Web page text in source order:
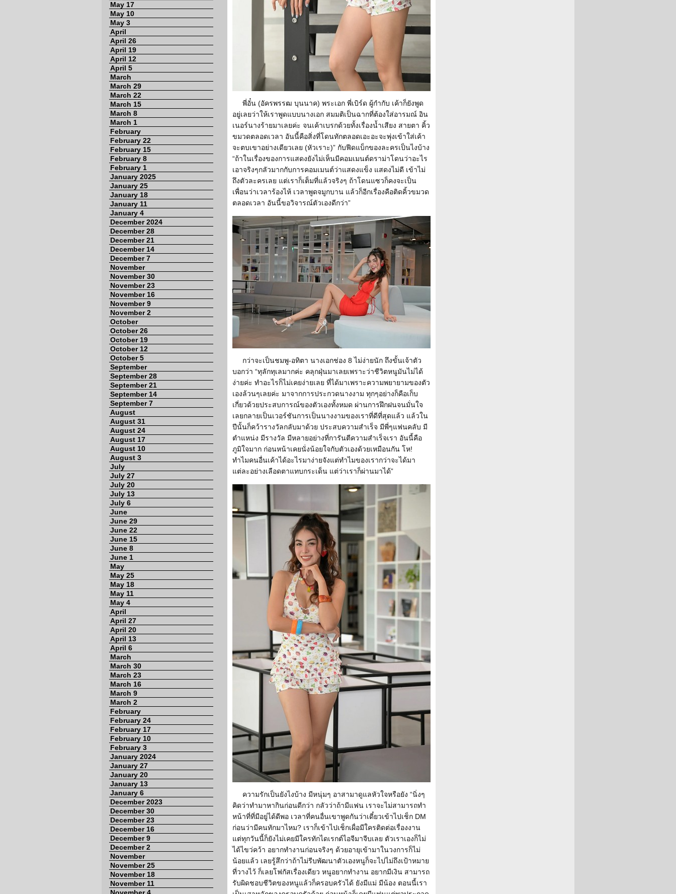
May 17
May 10
May 3
April
April 26
April 19
April 12
April 5
March
March 29
March 22
March 15
March 8
March 1
February
February 22
February 15
February 8
February 1
January 2025
January 25
January 18
January 11
January 4
December 2024
December 28
December 21
December 14
December 7
November
November 30
November 23
November 16
November 9
November 2
October
October 26
October 19
October 12
October 5
September
September 28
September 21
September 14
September 7
August
August 31
August 24
August 17
August 10
August 3
July
July 27
July 20
July 13
July 6
June
June 29
June 22
June 15
June 8
June 1
May
May 25
May 18
May 11
May 4
April
April 27
April 20
April 13
April 6
March
March 30
March 23
March 16
March 9
March 2
February
February 24
February 17
February 10
February 3
January 2024
January 27
January 20
January 13
January 6
December 2023
December 30
December 23
December 16
December 9
December 2
November
November 25
November 18
November 11
พี่อั๋น (อัครพรรฒ บุนนาค) พระเอก พี่เบิร์ด ผู้กำกับ เค้าก็ยังพูด
อยู่เลยว่าให้เราพูดแบบนางเอก สมมติเป็นฉากที่ต้องใส่อารมณ์ อิน
เนอร์นางร้ายมาเลยค่ะ จนเค้าเบรกด้วยทั้งเรื่องน้ำเสียง สายตา คิ้ว
ขมวดตลอดเวลา อันนี้คือสิ่งที่โดนทักตลอดเอะอะจะพุ่งเข้าใส่เค้า
จะตบเขาอย่างเดียวเลย (หัวเราะ)” กับฟีดแบ็กของละครเป็นไงบ้าง
“ถ้าในเรื่องของการแสดงยังไม่เห็นมีคอมเมนต์ดราม่าโดนว่าอะไร
เอาจริงๆกลัวมากกับการคอมเมนต์ว่าแสดงแข็ง แสดงไม่ดี เข้าไม่
ถึงตัวละครเลย แต่เราก็เต็มที่แล้วจริงๆ ถ้าโดนแซวก็คงจะเป็น
เพื่อนว่าเวลาร้องไห้ เวลาพูดจมูกบาน แล้วก็อีกเรื่องคือติดคิ้วขมวด
ตลอดเวลา อันนี้ขอวิจารณ์ตัวเองดีกว่า”
กว่าจะเป็นชมพู-อทิตา นางเอกช่อง 8 ไม่ง่ายนัก ถึงขั้นเจ้าตัว
บอกว่า “ทุลักทุเลมากค่ะ คลุกฝุ่นมาเลยเพราะว่าชีวิตหนูมันไม่ได้
ง่ายค่ะ ทำอะไรก็ไม่เคยง่ายเลย ที่ได้มาเพราะความพยายามของตัว
เองล้วนๆเลยค่ะ มาจากการประกวดนางงาม ทุกๆอย่างก็คือเก็บ
เกี่ยวด้วยประสบการณ์ของตัวเองทั้งหมด ผ่านการฝึกฝนจนมั่นใจ
เลยกลายเป็นเวอร์ชันการเป็นนางงามของเราที่ดีที่สุดแล้ว แล้วใน
ปีนั้นก็คว้ารางวัลกลับมาด้วย ประสบความสำเร็จ มีพี่ๆแฟนคลับ มี
ตำแหน่ง มีรางวัล มีหลายอย่างที่การันตีความสำเร็จเรา อันนี้คือ
ภูมิใจมาก ก่อนหน้าเคยนั่งน้อยใจกับตัวเองด้วยเหมือนกัน โห!
ทำไมคนอื่นเค้าได้อะไรมาง่ายจังแต่ทำไมของเรากว่าจะได้มา
แต่ละอย่างเลือดตาแทบกระเด็น แต่ว่าเราก็ผ่านมาได้”
ความรักเป็นยังไงบ้าง มีหนุ่มๆ อาสามาดูแลหัวใจหรือยัง “นิ่งๆ
คิดว่าทำมาหากินก่อนดีกว่า กลัวว่าถ้ามีแฟน เราจะไม่สามารถทำ
หน้าที่ที่มีอยู่ได้ดีพอ เวลาที่คนอื่นเขาพูดกันว่าเดี๋ยวเข้าไปเช็ก DM
ก่อนว่ามีคนทักมาไหม? เราก็เข้าไปเช็กเผื่อมีใครติดต่อเรื่องงาน
แต่ทุกวันนี้ก็ยังไม่เคยมีใครทักไดเรกต์ไอจีมาจีบเลย ตัวเราเองก็ไม่
ได้ไขว่คว้า อยากทำงานก่อนจริงๆ ด้วยอายุเข้ามาในวงการก็ไม่
น้อยแล้ว เลยรู้สึกว่าถ้าไม่รีบพัฒนาตัวเองหนูก็จะไปไม่ถึงเป้าหมาย
ที่วางไว้ ก็เลยโฟกัสเรื่องเดียว หนูอยากทำงาน อยากมีเงิน สามารถ
รับผิดชอบชีวิตของหนูแล้วก็ครอบครัวได้ ยังมีแม่ มีน้อง ตอนนี้เรา